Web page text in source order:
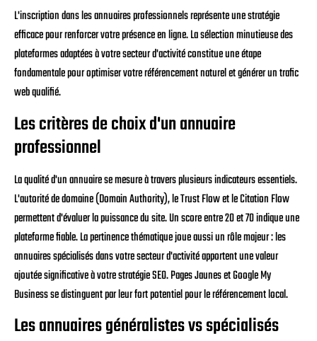
L'inscription dans les annuaires professionnels représente une stratégie
efficace pour renforcer votre présence en ligne. La sélection minutieuse des
plateformes adaptées à votre secteur d'activité constitue une étape
fondamentale pour optimiser votre référencement naturel et générer un trafic
web qualifié.
Les critères de choix d'un annuaire
professionnel
La qualité d'un annuaire se mesure à travers plusieurs indicateurs essentiels.
L'autorité de domaine (Domain Authority), le Trust Flow et le Citation Flow
permettent d'évaluer la puissance du site. Un score entre 20 et 70 indique une
plateforme fiable. La pertinence thématique joue aussi un rôle majeur : les
annuaires spécialisés dans votre secteur d'activité apportent une valeur
ajoutée significative à votre stratégie SEO. Pages Jaunes et Google My
Business se distinguent par leur fort potentiel pour le référencement local.
Les annuaires généralistes vs spécialisés